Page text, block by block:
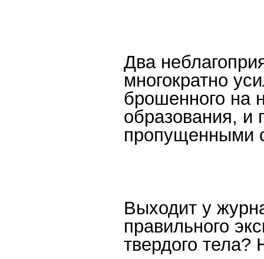
Два
многократно
брошенного на
образования, и
пропущенными
Выходит у
правильного
твердого тела?